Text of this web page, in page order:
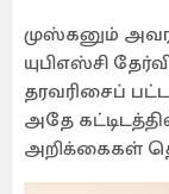
முஸ்கனும்
யுபிஎஸ்சி
தரவரிசைப்
அதே
அறிக்கைகள்